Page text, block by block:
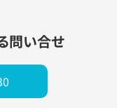
問い合せ